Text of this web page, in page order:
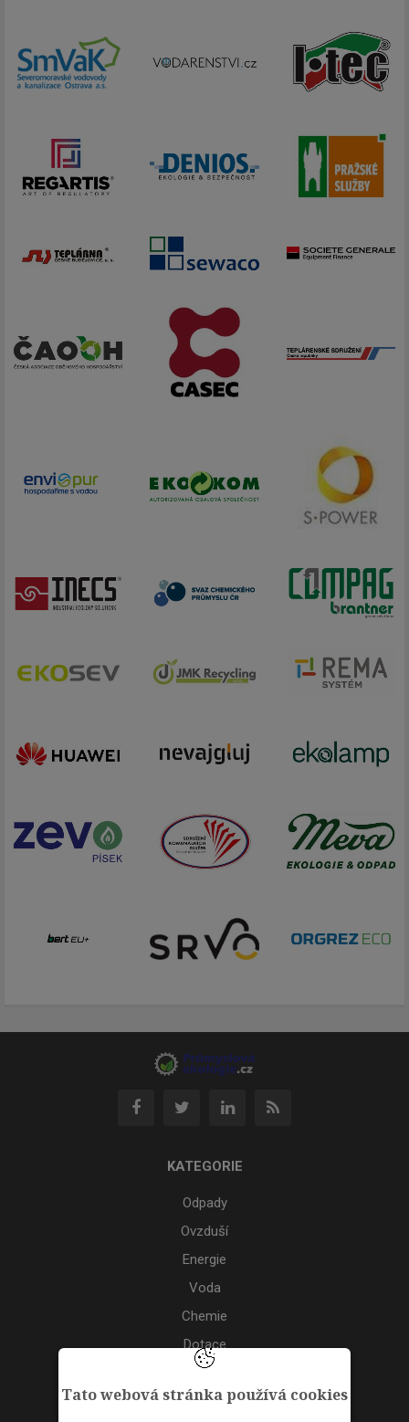
Tato webová stránka používá cookies
KATEGORIE
Odpady
Ovzduší
Energie
Voda
Chemie
Dotace
Akce